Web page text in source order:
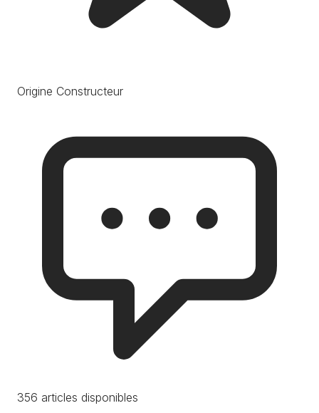
Origine Constructeur
356 articles disponibles